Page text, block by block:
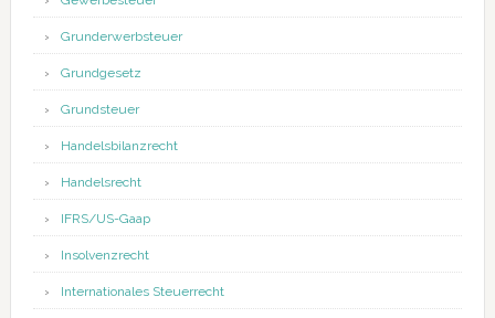
Grunderwerbsteuer
Grundgesetz
Grundsteuer
Handelsbilanzrecht
Handelsrecht
IFRS/US-Gaap
Insolvenzrecht
Internationales Steuerrecht